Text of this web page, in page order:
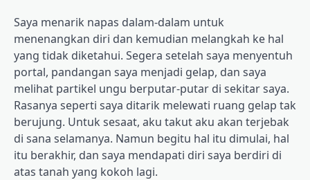
Saya menarik napas dalam-dalam untuk
menenangkan diri dan kemudian melangkah ke hal
yang tidak diketahui. Segera setelah saya menyentuh
portal, pandangan saya menjadi gelap, dan saya
melihat partikel ungu berputar-putar di sekitar saya.
Rasanya seperti saya ditarik melewati ruang gelap tak
berujung. Untuk sesaat, aku takut aku akan terjebak
di sana selamanya. Namun begitu hal itu dimulai, hal
itu berakhir, dan saya mendapati diri saya berdiri di
atas tanah yang kokoh lagi.